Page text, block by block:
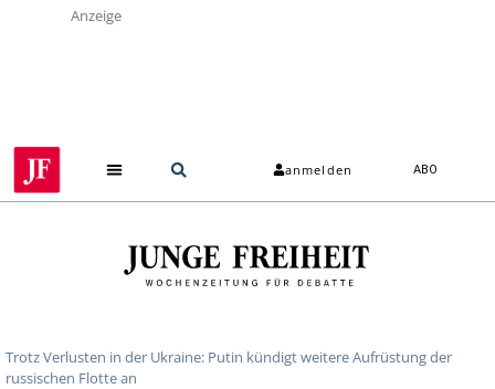
Anzeige
anmelden ABO
Trotz Verlusten in der Ukraine: Putin kündigt weitere Aufrüstung der
russischen Flotte an